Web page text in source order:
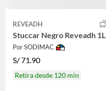
REVEADH
Stuccar Negro Reveadh 1L
Por SODIMAC
S/71.90
Retira desde 120 min